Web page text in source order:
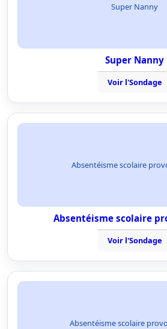
Super Nanny
Super Nanny
Voir l'Sondage
Absentéisme scolaire
Absentéisme scolaire
Voir l'Sondage
Absentéisme scolaire